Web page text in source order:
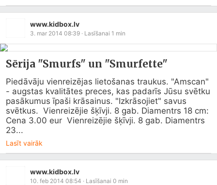
www.kidbox.lv
3. mar 2014 08:39 · Lasīšanai 1 min
Sērija "Smurfs" un "Smurfette"
Piedāvāju vienreizējas lietošanas traukus. "Amscan"
- augstas kvalitātes preces, kas padarīs Jūsu svētku
pasākumus īpaši krāsainus. "Izkrāsojiet" savus
svētkus.  Vienreizējie šķīvji. 8 gab. Diamentrs 18 cm:
Cena 3.00 eur  Vienreizējie šķīvji. 8 gab. Diamentrs
23...
Lasīt vairāk
www.kidbox.lv
10. feb 2014 08:54 · Lasīšanai 0 min